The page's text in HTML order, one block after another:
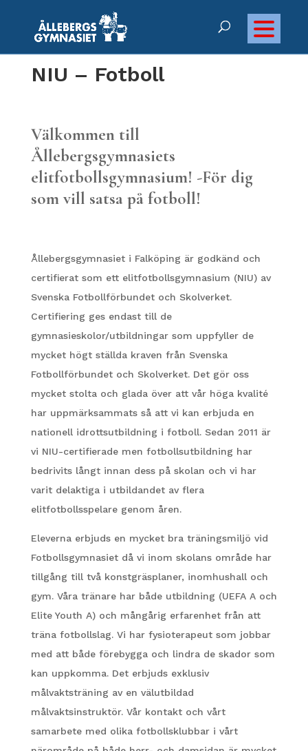
NIU – Fotboll
Välkommen till
Ållebergsgymnasiets
elitfotbollsgymnasium! -För dig
som vill satsa på fotboll!
Ållebergsgymnasiet i Falköping är godkänd och
certifierat som ett elitfotbollsgymnasium (NIU) av
Svenska Fotbollförbundet och Skolverket.
Certifiering ges endast till de
gymnasieskolor/utbildningar som uppfyller de
mycket högt ställda kraven från Svenska
Fotbollförbundet och Skolverket. Det gör oss
mycket stolta och glada över att vår höga kvalité
har uppmärksammats så att vi kan erbjuda en
nationell idrottsutbildning i fotboll. Sedan 2011 är
vi NIU-certifierade men fotbollsutbildning har
bedrivits långt innan dess på skolan och vi har
varit delaktiga i utbildandet av flera
elitfotbollsspelare genom åren.
Eleverna erbjuds en mycket bra träningsmiljö vid
Fotbollsgymnasiet då vi inom skolans område har
tillgång till två konstgräsplaner, inomhushall och
gym. Våra tränare har både utbildning (UEFA A och
Elite Youth A) och mångårig erfarenhet från att
träna fotbollslag. Vi har fysioterapeut som jobbar
med att både förebygga och lindra de skador som
kan uppkomma. Det erbjuds exklusiv
målvaktsträning av en välutbildad
målvaktsinstruktör. Vår kontakt och vårt
samarbete med olika fotbollsklubbar i vårt